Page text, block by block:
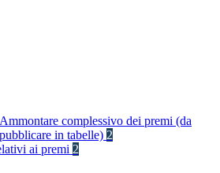
Ammontare complessivo dei premi (da
pubblicare in tabelle) 2
ai premi 2